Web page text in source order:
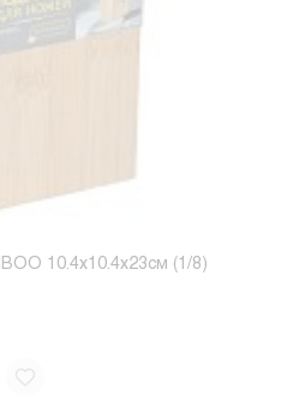
10.4х10.4х23см (1/8)